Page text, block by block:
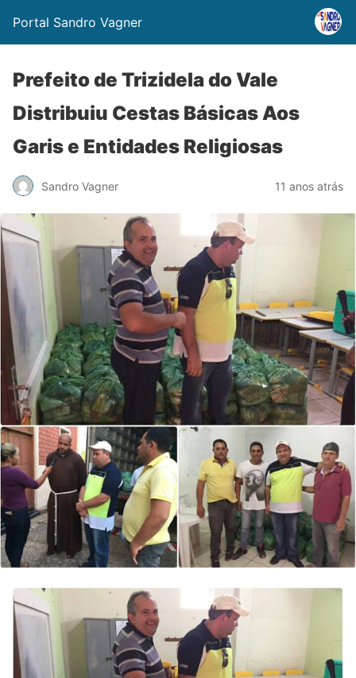
Portal Sandro Vagner
Prefeito de Trizidela do Vale
Distribuiu Cestas Básicas Aos
Garis e Entidades Religiosas
Sandro Vagner 11 anos atrás